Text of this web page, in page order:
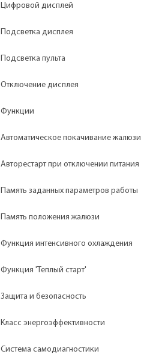
Цифровой дисплей
Подсветка дисплея
Подсветка пульта
Отключение дисплея
Функции
Автоматическое покачивание жалюзи
Авторестарт при отключении питания
Память заданных параметров работы
Память положения жалюзи
Функция интенсивного охлаждения
Функция 'Теплый старт'
Защита и безопасность
Класс энергоэффективности
Система самодиагностики